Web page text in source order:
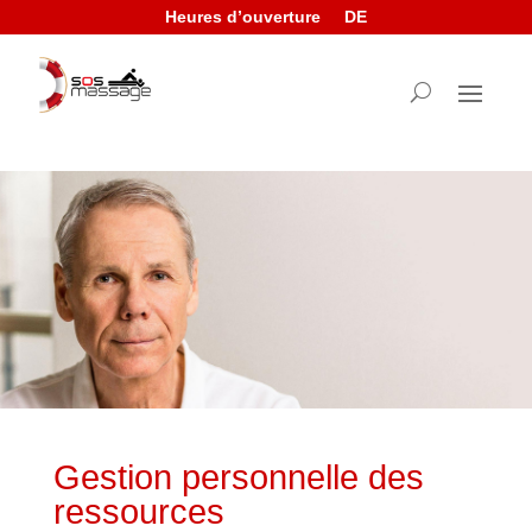
Heures d’ouverture DE
Gestion personnelle des
ressources